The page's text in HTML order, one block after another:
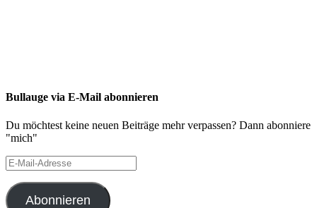
Bullauge via E-Mail abonnieren
Du möchtest keine neuen Beiträge mehr verpassen? Dann abonniere
"mich"
E-
Mail-
Adresse
Abonnieren